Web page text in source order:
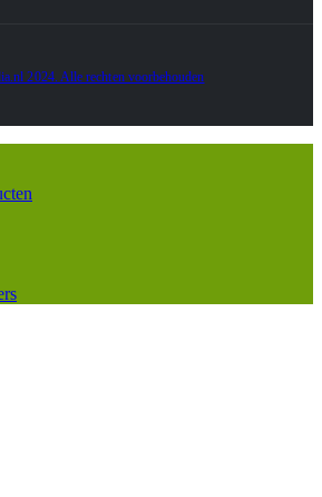
2024. Alle rechten voorbehouden